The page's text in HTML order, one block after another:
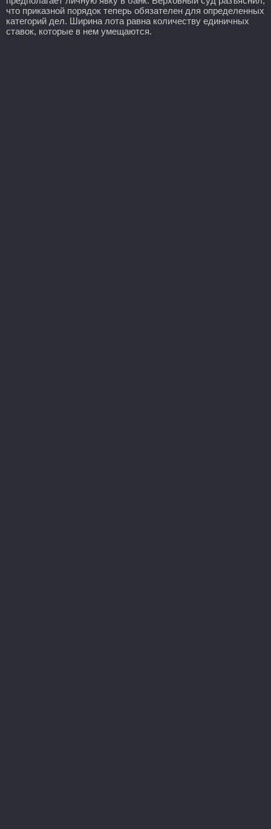
что приказной порядок теперь обязателен для определенных
категорий дел. Ширина лота равна количеству единичных
ставок, которые в нем умещаются.